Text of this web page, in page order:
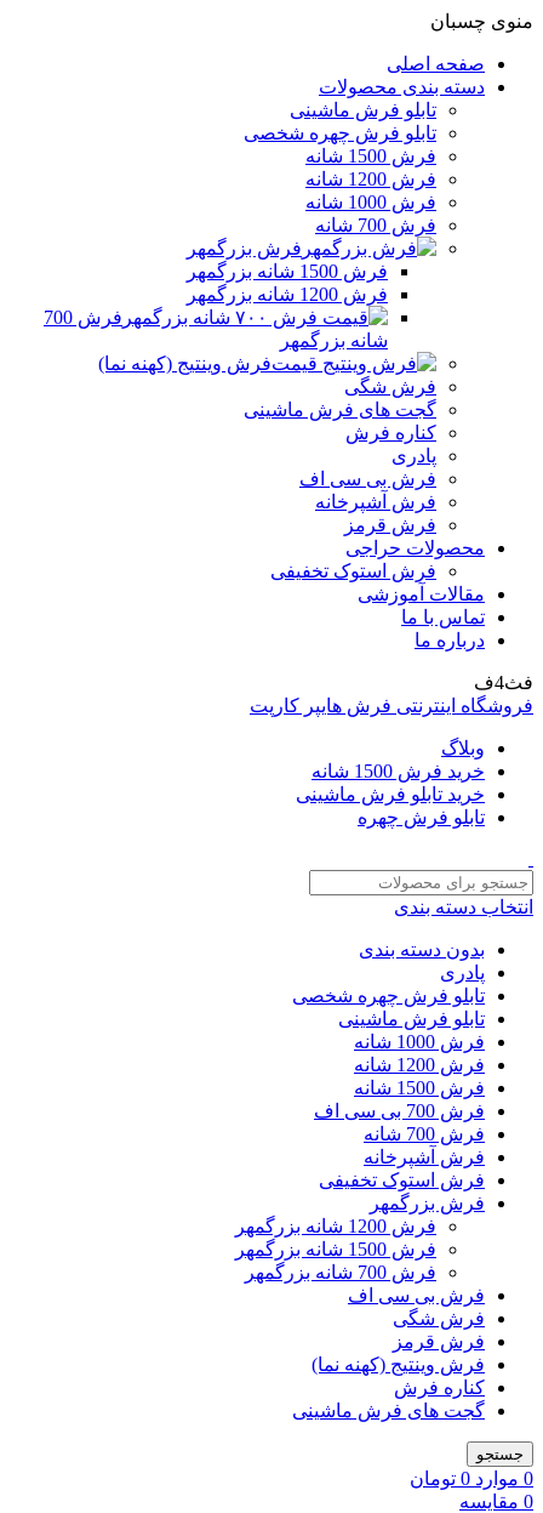
منوی چسبان
صفحه اصلی
دسته بندی محصولات
تابلو فرش ماشینی
تابلو فرش چهره شخصی
فرش 1500 شانه
فرش 1200 شانه
فرش 1000 شانه
فرش 700 شانه
فرش بزرگمهر
فرش 1500 شانه بزرگمهر
فرش 1200 شانه بزرگمهر
فرش 700
شانه بزرگمهر
فرش وینتیج (کهنه نما)
فرش شگی
گجت های فرش ماشینی
کناره فرش
پادری
فرش بی سی اف
فرش آشپرخانه
فرش قرمز
محصولات حراجی
فرش استوک تخفیفی
مقالات آموزشی
تماس با ما
درباره ما
فث4ف
فروشگاه اینترنتی فرش هایپر کارپت
وبلاگ
خرید فرش 1500 شانه
خرید تابلو فرش ماشینی
تابلو فرش چهره
انتخاب دسته بندی
بدون دسته بندی
پادری
تابلو فرش چهره شخصی
تابلو فرش ماشینی
فرش 1000 شانه
فرش 1200 شانه
فرش 1500 شانه
فرش 700 بی سی اف
فرش 700 شانه
فرش آشپرخانه
فرش استوک تخفیفی
فرش بزرگمهر
فرش 1200 شانه بزرگمهر
فرش 1500 شانه بزرگمهر
فرش 700 شانه بزرگمهر
فرش بی سی اف
فرش شگی
فرش قرمز
فرش وینتیج (کهنه نما)
کناره فرش
گجت های فرش ماشینی
جستجو
0 موارد 0 تومان
0 مقایسه